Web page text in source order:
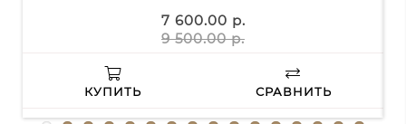
7 600.00 р.
9 500.00 р.
КУПИТЬ СРАВНИТЬ